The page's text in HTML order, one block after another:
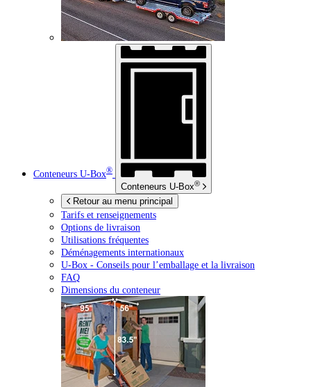
Conteneurs U-Box®
Conteneurs U-Box®
Retour au menu principal
Tarifs et renseignements
Options de livraison
Utilisations fréquentes
Déménagements internationaux
U-Box - Conseils pour l’emballage et la livraison
FAQ
Dimensions du conteneur